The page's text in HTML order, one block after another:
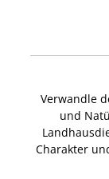
Verwandle
und
Charakter